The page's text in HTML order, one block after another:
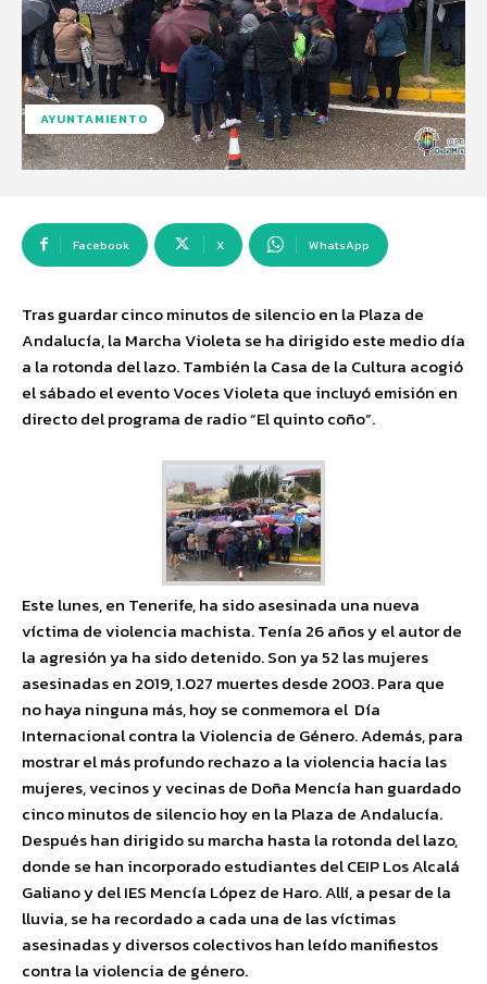
AYUNTAMIENTO
Facebook X WhatsApp
Tras guardar cinco minutos de silencio en la Plaza de
Andalucía, la Marcha Violeta se ha dirigido este medio día
a la rotonda del lazo. También la Casa de la Cultura acogió
el sábado el evento Voces Violeta que incluyó emisión en
directo del programa de radio “El quinto coño”.
Este lunes, en Tenerife, ha sido asesinada una nueva
víctima de violencia machista. Tenía 26 años y el autor de
la agresión ya ha sido detenido. Son ya 52 las mujeres
asesinadas en 2019, 1.027 muertes desde 2003. Para que
no haya ninguna más, hoy se conmemora el Día
Internacional contra la Violencia de Género. Además, para
mostrar el más profundo rechazo a la violencia hacia las
mujeres, vecinos y vecinas de Doña Mencía han guardado
cinco minutos de silencio hoy en la Plaza de Andalucía.
Después han dirigido su marcha hasta la rotonda del lazo,
donde se han incorporado estudiantes del CEIP Los Alcalá
Galiano y del IES Mencía López de Haro. Allí, a pesar de la
lluvia, se ha recordado a cada una de las víctimas
asesinadas y diversos colectivos han leído manifiestos
contra la violencia de género.